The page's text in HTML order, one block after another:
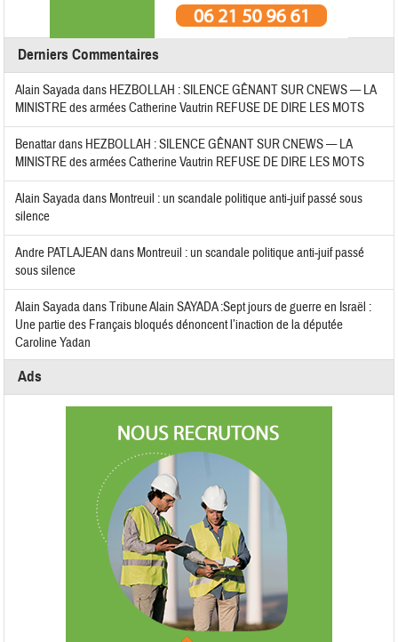
Derniers Commentaires
Alain Sayadadans HEZBOLLAH : SILENCE GÊNANT SUR CNEWS — LA
MINISTRE des armées Catherine Vautrin REFUSE DE DIRE LES MOTS
Benattardans HEZBOLLAH : SILENCE GÊNANT SUR CNEWS — LA
MINISTRE des armées Catherine Vautrin REFUSE DE DIRE LES MOTS
Alain Sayadadans Montreuil : un scandale politique anti-juif passé sous
silence
Andre PATLAJEAN dans Montreuil : un scandale politique anti-juif passé
sous silence
Alain SayadadansTribune Alain SAYADA :Sept jours de guerre en Israël :
Une partie des Français bloqués dénoncent l’inaction de la députée
Caroline Yadan
Ads